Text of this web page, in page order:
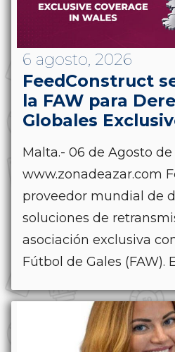
6 agosto, 2026
FeedConstruct
la FAW para
Globales
Malta.- 06 de Agosto de
www.zonadeazar.com
proveedor mundial de
soluciones de
asociación exclusiva
Fútbol de Gales (FAW).